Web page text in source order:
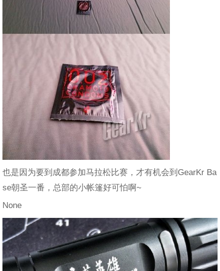
也是因为要到成都参加马拉松比赛，才有机会到GearKr Ba
se朝圣一番，总部的小帐篷好可怕啊~
None